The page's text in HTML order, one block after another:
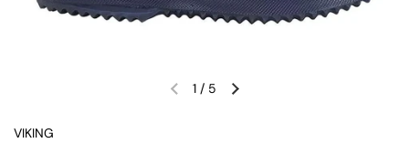
Vorherige FolieNächste Folie
1 / 5
VIKING